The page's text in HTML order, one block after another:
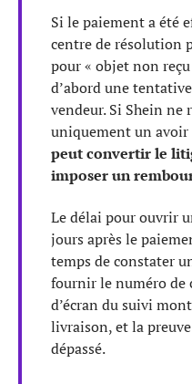
Si le paiement a été
centre de résolution
pour « objet non
d’abord une
vendeur. Si Shein ne
uniquement un
peut convertir le
imposer un
Le délai pour ouvrir
jours après le
temps de constater
fournir le numéro de
d’écran du suivi
livraison, et la
dépassé.